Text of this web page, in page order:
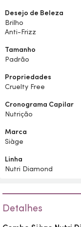
Desejo de Beleza
Brilho
Anti-Frizz
Tamanho
Padrão
Propriedades
Cruelty Free
Cronograma Capilar
Nutrição
Marca
Siàge
Linha
Nutri Diamond
Detalhes